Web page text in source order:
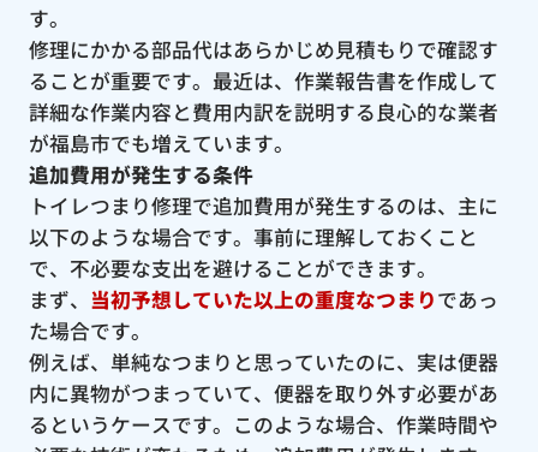
す。
修理にかかる部品代はあらかじめ見積もりで確認す
ることが重要です。最近は、作業報告書を作成して
詳細な作業内容と費用内訳を説明する良心的な業者
が福島市でも増えています。
追加費用が発生する条件
トイレつまり修理で追加費用が発生するのは、主に
以下のような場合です。事前に理解しておくこと
で、不必要な支出を避けることができます。
まず、 当初予想していた以上の重度なつまりであっ
た場合です。
例えば、単純なつまりと思っていたのに、実は便器
内に異物がつまっていて、便器を取り外す必要があ
るというケースです。このような場合、作業時間や